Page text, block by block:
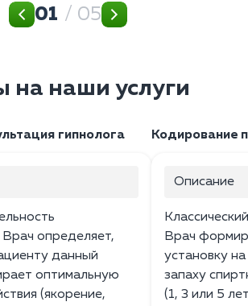
01 / 05
на наши услуги
гипнолога
определяет,
данный
оптимальную
(якорение,
Кодирование
Описание
Врач
установку
запаху
(1, 3 или 5